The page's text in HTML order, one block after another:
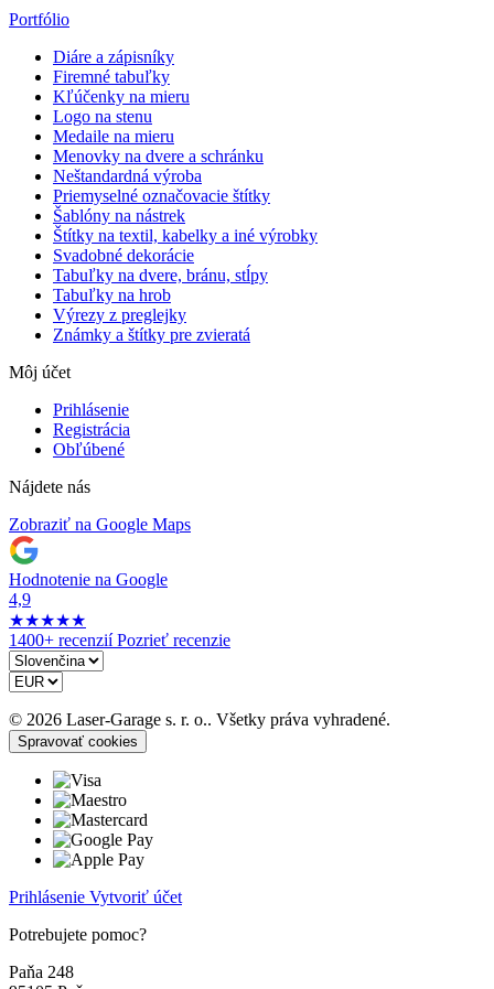
Portfólio
Diáre a zápisníky
Firemné tabuľky
Kľúčenky na mieru
Logo na stenu
Medaile na mieru
Menovky na dvere a schránku
Neštandardná výroba
Priemyselné označovacie štítky
Šablóny na nástrek
Štítky na textil, kabelky a iné výrobky
Svadobné dekorácie
Tabuľky na dvere, bránu, stĺpy
Tabuľky na hrob
Výrezy z preglejky
Známky a štítky pre zvieratá
Môj účet
Prihlásenie
Registrácia
Obľúbené
Nájdete nás
Zobraziť na Google Maps
Hodnotenie na Google
4,9
★★★★★
1400+ recenzií Pozrieť recenzie
© 2026 Laser-Garage s. r. o.. Všetky práva vyhradené.
Spravovať cookies
Prihlásenie Vytvoriť účet
Potrebujete pomoc?
Paňa 248